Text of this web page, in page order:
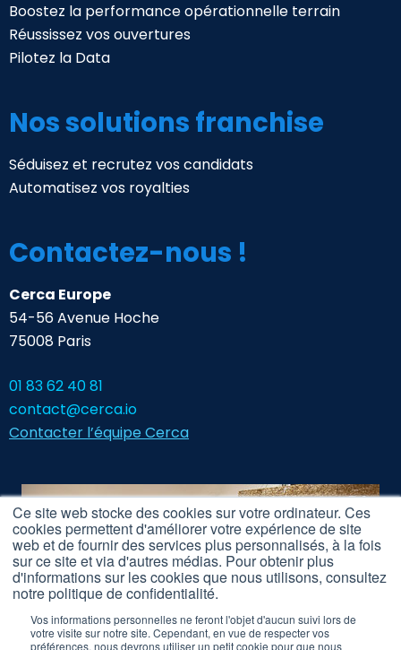
Ce site web stocke des cookies sur votre ordinateur. Ces
cookies permettent d'améliorer votre expérience de site
web et de fournir des services plus personnalisés, à la fois
sur ce site et via d'autres médias. Pour obtenir plus
d'informations sur les cookies que nous utilisons, consultez
notre politique de confidentialité.
Vos informations personnelles ne feront l'objet d'aucun suivi lors de
votre visite sur notre site. Cependant, en vue de respecter vos
préférences, nous devrons utiliser un petit cookie pour que nous
Boostez la performance opérationnelle terrain
Réussissez vos ouvertures
Pilotez la Data
Nos solutions franchise
Séduisez et recrutez vos candidats
Automatisez vos royalties
Contactez-nous !
Cerca Europe
54-56 Avenue Hoche
75008 Paris
01 83 62 40 81
contact@cerca.io
Contacter l’équipe Cerca